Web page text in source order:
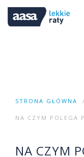
STRONA GŁÓWNA
NA CZYM POLEGA
NA CZYM